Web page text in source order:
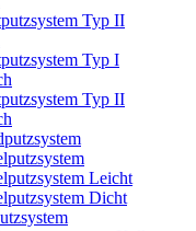
Typ II
Typ I
Typ II
Leicht
Dicht